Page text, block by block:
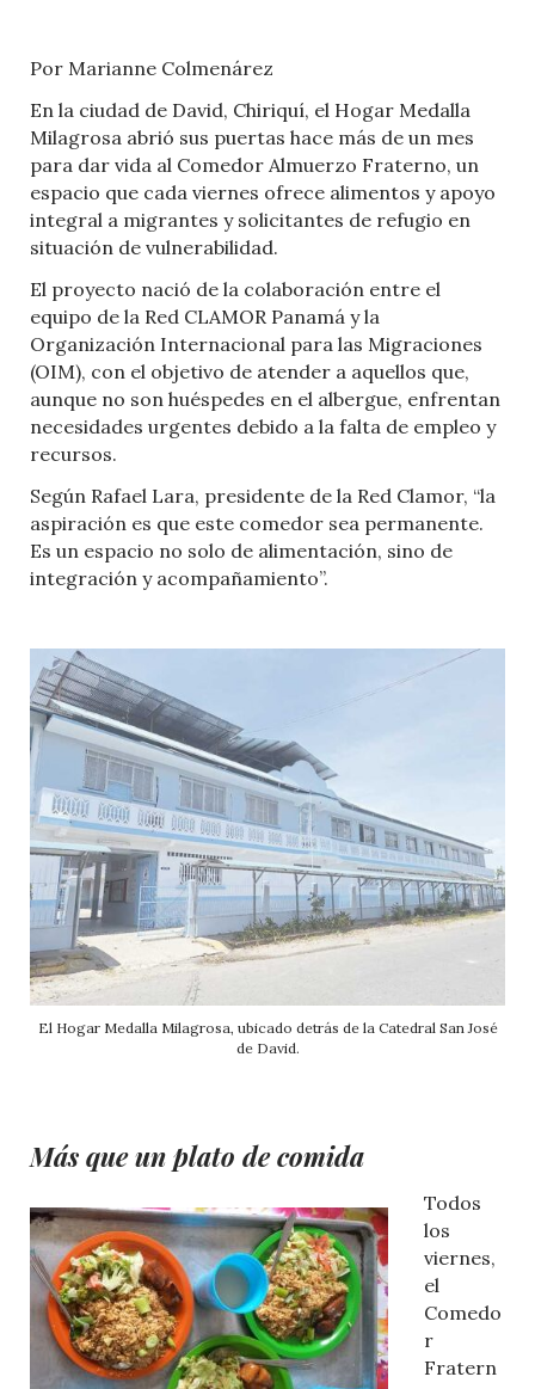
Por Marianne Colmenárez
En la ciudad de David, Chiriquí, el Hogar Medalla
Milagrosa abrió sus puertas hace más de un mes
para dar vida al Comedor Almuerzo Fraterno, un
espacio que cada viernes ofrece alimentos y apoyo
integral a migrantes y solicitantes de refugio en
situación de vulnerabilidad.
El proyecto nació de la colaboración entre el
equipo de la Red CLAMOR Panamá y la
Organización Internacional para las Migraciones
(OIM), con el objetivo de atender a aquellos que,
aunque no son huéspedes en el albergue, enfrentan
necesidades urgentes debido a la falta de empleo y
recursos.
Según Rafael Lara, presidente de la Red Clamor, “la
aspiración es que este comedor sea permanente.
Es un espacio no solo de alimentación, sino de
integración y acompañamiento”.
El Hogar Medalla Milagrosa, ubicado detrás de la Catedral San José
de David.
Más que un plato de comida
Todos
los
viernes,
el
Comedo
r
Fratern